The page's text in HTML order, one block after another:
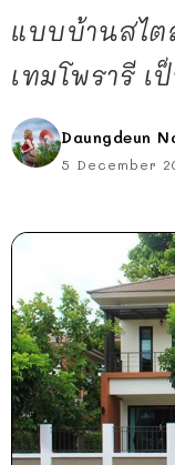
แบบบ้านสไ
เทมโพรารี
Daungdeun
5 December